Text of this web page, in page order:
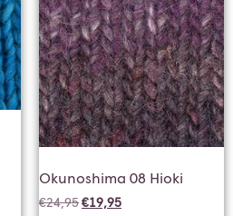
Okunoshima 08 Hioki
€24,95€19,95